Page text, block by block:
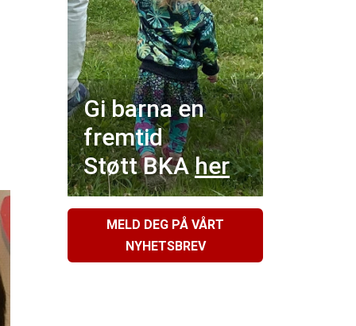
Gi barna en
fremtid
Støtt BKAher
MELD DEG PÅ VÅRT
NYHETSBREV